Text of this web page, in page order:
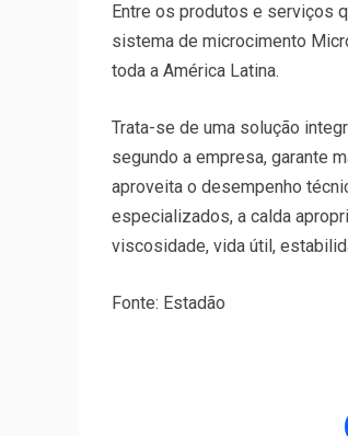
Entre os produtos e serviços
sistema de microcimento
toda a América Latina.
Trata-se de uma solução
segundo a empresa, garante
aproveita o desempenho
especializados, a calda
viscosidade, vida útil,
Fonte: Estadão